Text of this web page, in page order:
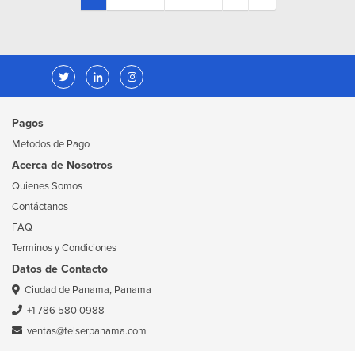
Pagos
Metodos de Pago
Acerca de Nosotros
Quienes Somos
Contáctanos
FAQ
Terminos y Condiciones
Datos de Contacto
Ciudad de Panama, Panama
+1 786 580 0988
ventas@telserpanama.com